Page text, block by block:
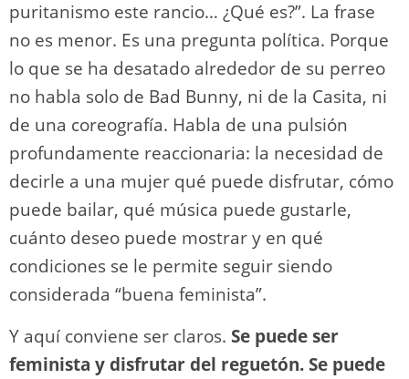
puritanismo este rancio… ¿Qué es?”. La frase
no es menor. Es una pregunta política. Porque
lo que se ha desatado alrededor de su perreo
no habla solo de Bad Bunny, ni de la Casita, ni
de una coreografía. Habla de una pulsión
profundamente reaccionaria: la necesidad de
decirle a una mujer qué puede disfrutar, cómo
puede bailar, qué música puede gustarle,
cuánto deseo puede mostrar y en qué
condiciones se le permite seguir siendo
considerada “buena feminista”.
Y aquí conviene ser claros. Se puede ser
feminista y disfrutar del reguetón. Se puede